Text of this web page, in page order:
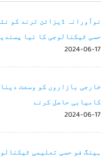
نوآورانہ ڈیزائن ترند کو
حسی ٹیکنالوجی کا نیا
2024-06-17
خارجی بازاروں کو وسعت دینا
کامیابی حاصل کرنے
2024-06-17
ہینگ فو حسی تعلیمی